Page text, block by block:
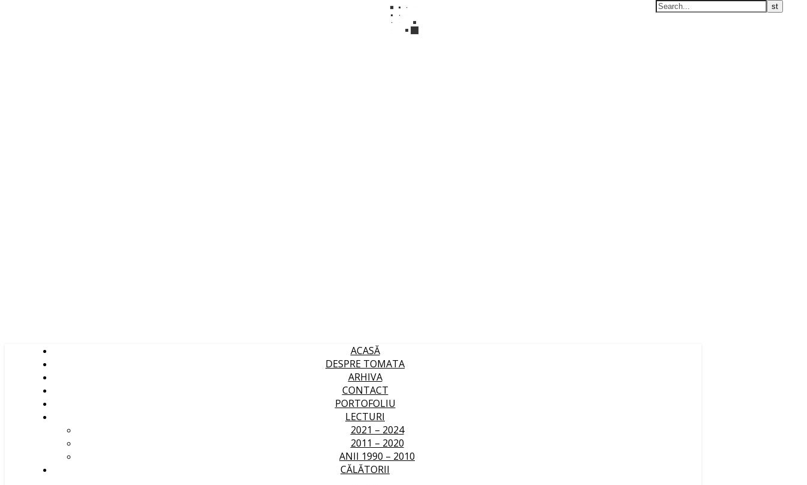
ACASĂ
DESPRE TOMATA
ARHIVA
CONTACT
PORTOFOLIU
LECTURI
2021 – 2024
2011 – 2020
ANII 1990 – 2010
CĂLĂTORII